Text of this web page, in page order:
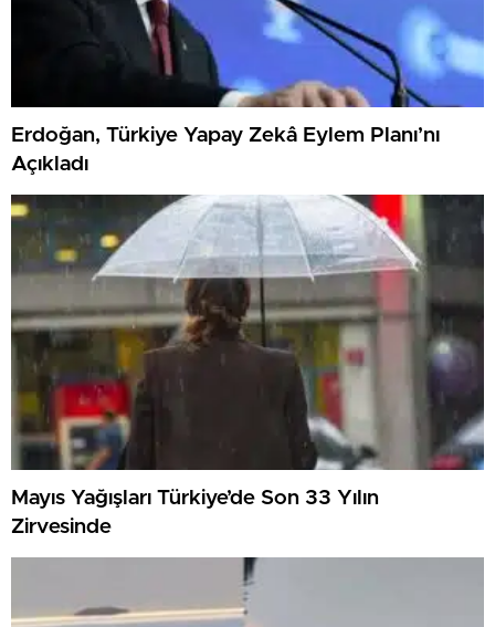
Erdoğan, Türkiye Yapay Zekâ Eylem Planı’nı
Açıkladı
Mayıs Yağışları Türkiye’de Son 33 Yılın
Zirvesinde